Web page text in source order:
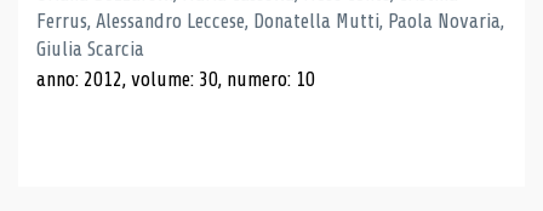
Ferrus, Alessandro Leccese, Donatella Mutti, Paola Novaria,
Giulia Scarcia
anno: 2012, volume: 30, numero: 10